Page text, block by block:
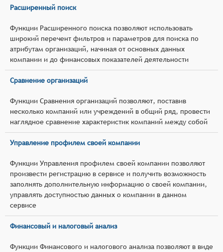
Расширенный поиск
Функции Расширенного поиска позволяют использовать
широкий перечент фильтров и параметров для поиска по
атрибутам организаций, начиная от основных данных
компании и до финансовых показателей деятельности
Сравнение организаций
Функции Сравнения организаций позволяют, поставив
несколько компаний или учреждений в общий ряд, провести
наглядное сравнение характеристик компаний между собой
Управление профилем своей компании
Функции Управления профилем своей компании позволяют
произвести регистрацию в сервисе и получить возможность
заполнять дополнительную информацию о своей компании,
управлять доступностью данных о компании в данном
сервисе
Финансовый и налоговый анализ
Функции Финансового и налогового анализа позволяют в виде